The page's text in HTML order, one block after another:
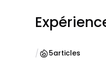
/ 5articles